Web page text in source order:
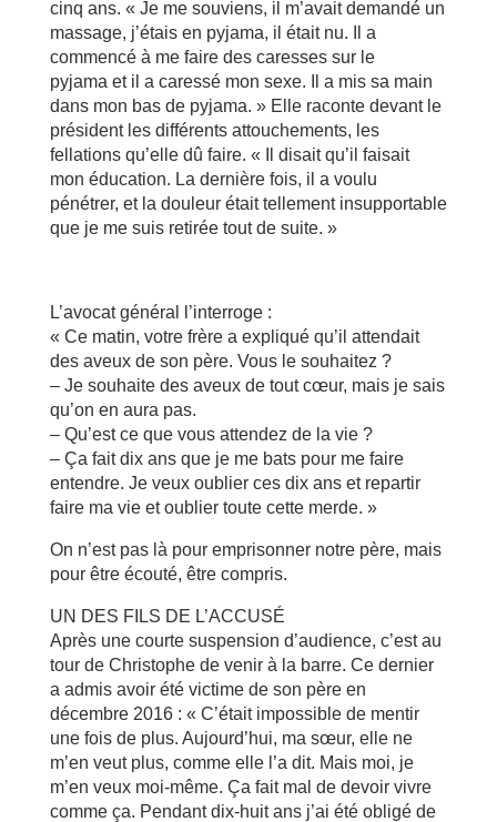
cinq ans. « Je me souviens, il m’avait demandé un
massage, j’étais en pyjama, il était nu. Il a
commencé à me faire des caresses sur le
pyjama et il a caressé mon sexe. Il a mis sa main
dans mon bas de pyjama. » Elle raconte devant le
président les différents attouchements, les
fellations qu’elle dû faire. « Il disait qu’il faisait
mon éducation. La dernière fois, il a voulu
pénétrer, et la douleur était tellement insupportable
que je me suis retirée tout de suite. »
L’avocat général l’interroge :
« Ce matin, votre frère a expliqué qu’il attendait
des aveux de son père. Vous le souhaitez ?
– Je souhaite des aveux de tout cœur, mais je sais
qu’on en aura pas.
– Qu’est ce que vous attendez de la vie ?
– Ça fait dix ans que je me bats pour me faire
entendre. Je veux oublier ces dix ans et repartir
faire ma vie et oublier toute cette merde. »
On n’est pas là pour emprisonner notre père, mais
pour être écouté, être compris.
UN DES FILS DE L’ACCUSÉ
Après une courte suspension d’audience, c’est au
tour de Christophe de venir à la barre. Ce dernier
a admis avoir été victime de son père en
décembre 2016 : « C’était impossible de mentir
une fois de plus. Aujourd’hui, ma sœur, elle ne
m’en veut plus, comme elle l’a dit. Mais moi, je
m’en veux moi-même. Ça fait mal de devoir vivre
comme ça. Pendant dix-huit ans j’ai été obligé de